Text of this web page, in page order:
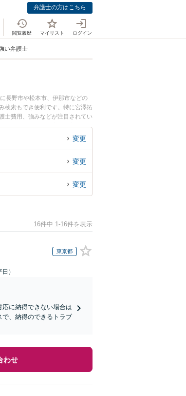
弁護士の方はこちら
閲覧履歴 マイリスト ログイン
い弁護士
長野市や松本市、伊那市などの
検索もでき便利です。特に宮澤拓
士費用、強みなどが注目されてい
のトラブル解決の実績豊富な近く
談者さんにおすすめです。変更
変更
変更
16件中 1-16件を表示
東京都
）
応に納得できない場合は
、納得のできるトラブ
わせ